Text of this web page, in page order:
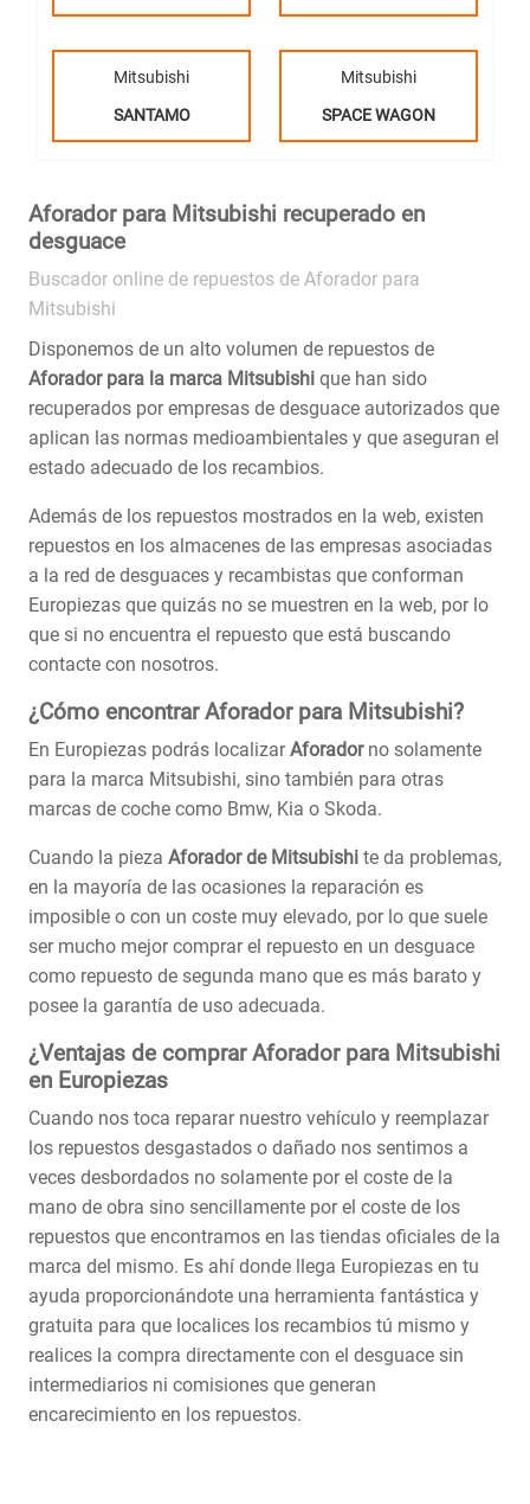
Mitsubishi
SANTAMO
Mitsubishi
SPACE WAGON
Aforador para Mitsubishi recuperado en
desguace
Buscador online de repuestos de Aforador para
Mitsubishi
Disponemos de un alto volumen de repuestos de
Aforador para la marca Mitsubishi que han sido
recuperados por empresas de desguace autorizados que
aplican las normas medioambientales y que aseguran el
estado adecuado de los recambios.
Además de los repuestos mostrados en la web, existen
repuestos en los almacenes de las empresas asociadas
a la red de desguaces y recambistas que conforman
Europiezas que quizás no se muestren en la web, por lo
que si no encuentra el repuesto que está buscando
contacte con nosotros.
¿Cómo encontrar Aforador para Mitsubishi?
En Europiezas podrás localizarAforadorno solamente
para la marca Mitsubishi, sino también para otras
marcas de coche como Bmw, Kia o Skoda.
Cuando la pieza Aforador de Mitsubishi te da problemas,
en la mayoría de las ocasiones la reparación es
imposible o con un coste muy elevado, por lo que suele
ser mucho mejor comprar el repuesto en un desguace
como repuesto de segunda mano que es más barato y
posee la garantía de uso adecuada.
¿Ventajas de comprar Aforador para Mitsubishi
en Europiezas
Cuando nos toca reparar nuestro vehículo y reemplazar
los repuestos desgastados o dañado nos sentimos a
veces desbordados no solamente por el coste de la
mano de obra sino sencillamente por el coste de los
repuestos que encontramos en las tiendas oficiales de la
marca del mismo. Es ahí donde llega Europiezas en tu
ayuda proporcionándote una herramienta fantástica y
gratuita para que localices los recambios tú mismo y
realices la compra directamente con el desguace sin
intermediarios ni comisiones que generan
encarecimiento en los repuestos.